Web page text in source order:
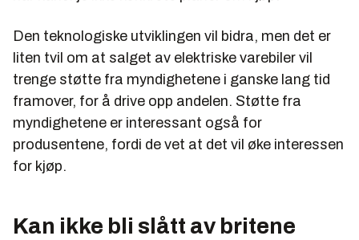
Den teknologiske utviklingen vil bidra, men det er
liten tvil om at salget av elektriske varebiler vil
trenge støtte fra myndighetene i ganske lang tid
framover, for å drive opp andelen. Støtte fra
myndighetene er interessant også for
produsentene, fordi de vet at det vil øke interessen
for kjøp.
Kan ikke bli slått av britene